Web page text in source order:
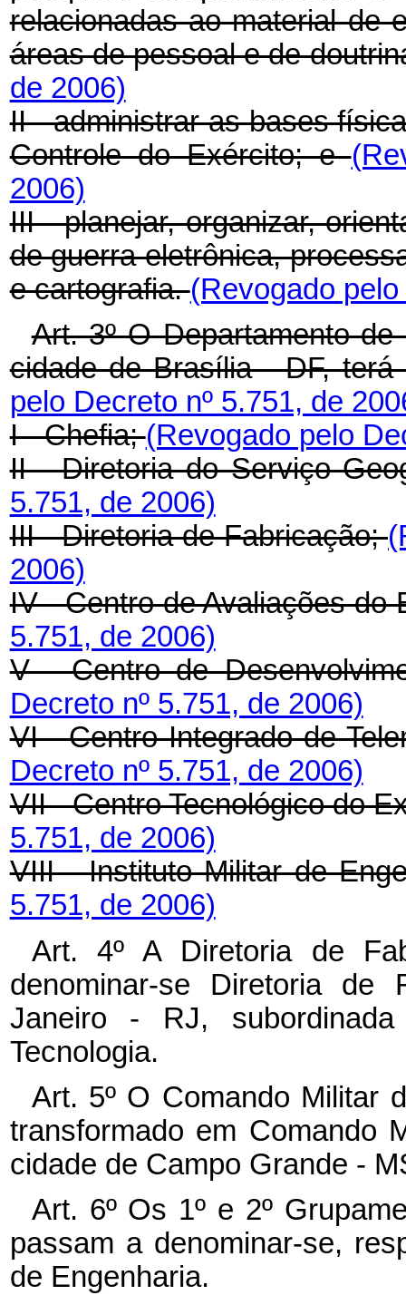
relacionadas ao material de
áreas de pessoal e de
de 2006)
II - administrar as bases
Controle do Exército; e
2006)
III - planejar, organizar,
de guerra eletrônica,
e cartografia.(Revogado
Art. 3º O Departamento
cidade de Brasília - DF,
pelo Decreto nº 5.751, de
I - Chefia;(Revogado pelo
II - Diretoria do Serviço
5.751, de 2006)
III - Diretoria de Fabricação;
2006)
IV - Centro de Avaliações do
5.751, de 2006)
V - Centro de
Decreto nº 5.751, de 2006)
VI - Centro Integrado de
Decreto nº 5.751, de 2006)
VII - Centro Tecnológico do
5.751, de 2006)
VIII - Instituto Militar de
5.751, de 2006)
Art. 4ºA Diretoria de
denominar-se Diretoria de
Janeiro - RJ,
Tecnologia.
Art. 5º O Comando Militar
transformado em Comando
cidade de Campo Grande -
Art. 6º Os 1º e 2º
passam a denominar-se,
de Engenharia.